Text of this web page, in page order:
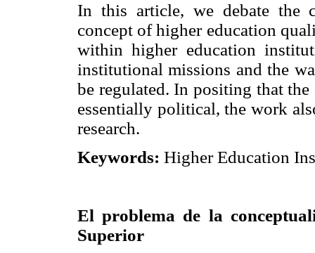
In this article, we debate the
concept of higher education
within higher education
institutional missions and the
be regulated. In positing that
essentially political, the work
research.
Keywords: Higher Education
El problema de la
Superior